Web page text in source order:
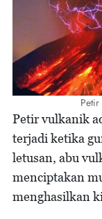
Petir vulkanik
terjadi ketika
letusan, abu
menciptakan
menghasilkan